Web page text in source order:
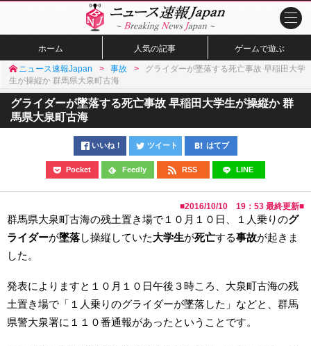
ホーム 人気の記事 ゲームで遊ぶ
ニュース速報Japan 事故
グライダーが墜落する死亡事故 早稲田大学
生が操縦か 群馬県大泉町古海
グライダーが墜落する死亡事故 早稲田大学生が操縦か 群
馬県大泉町古海
いいね！ ツイート はてブ
Pocket Feedly RSS LINE
■2016/10/10 19：53 最終更新■
群馬県大泉町古海の残土置き場で１０月１０日、１人乗りのグ
ライダーが墜落し操縦していた大学生が死亡する事故が起きま
した。
発表によりますと１０月１０日午後３時ころ、大泉町古海の残
土置き場で「１人乗りのグライダーが墜落した」などと、群馬
県警大泉署に１１０番通報があったということです。